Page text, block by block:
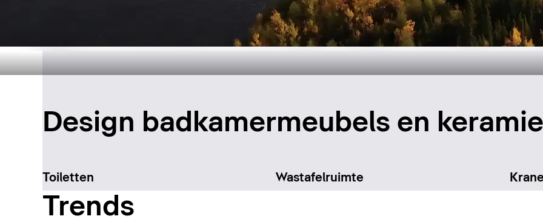
Duurzame productie in
Meer informatie
Design badkamermeubels en
Toiletten Wastafelruimte
Trends